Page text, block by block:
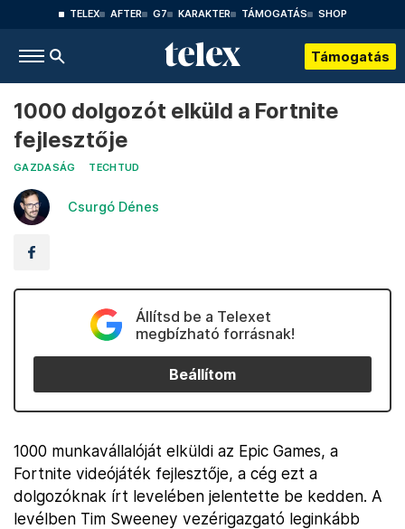
TELEX AFTER G7 KARAKTER TÁMOGATÁS SHOP
Támogatás
1000 dolgozót elküld a Fortnite
fejlesztője
GAZDASÁG TECHTUD
Csurgó Dénes
Állítsd be a Telexet
megbízható forrásnak!
Beállítom
1000 munkavállalóját elküldi az Epic Games, a
Fortnite videójáték fejlesztője, a cég ezt a
dolgozóknak írt levelében jelentette be kedden. A
levélben Tim Sweeney vezérigazgató leginkább